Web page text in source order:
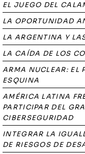
EL JUEGO DEL
LA OPORTUNIDAD
LA ARGENTINA Y
LA CAÍDA DE LOS
ARMA NUCLEAR: EL
ESQUINA
AMÉRICA LATINA
PARTICIPAR DEL
CIBERSEGURIDAD
INTEGRAR LA
DE RIESGOS DE